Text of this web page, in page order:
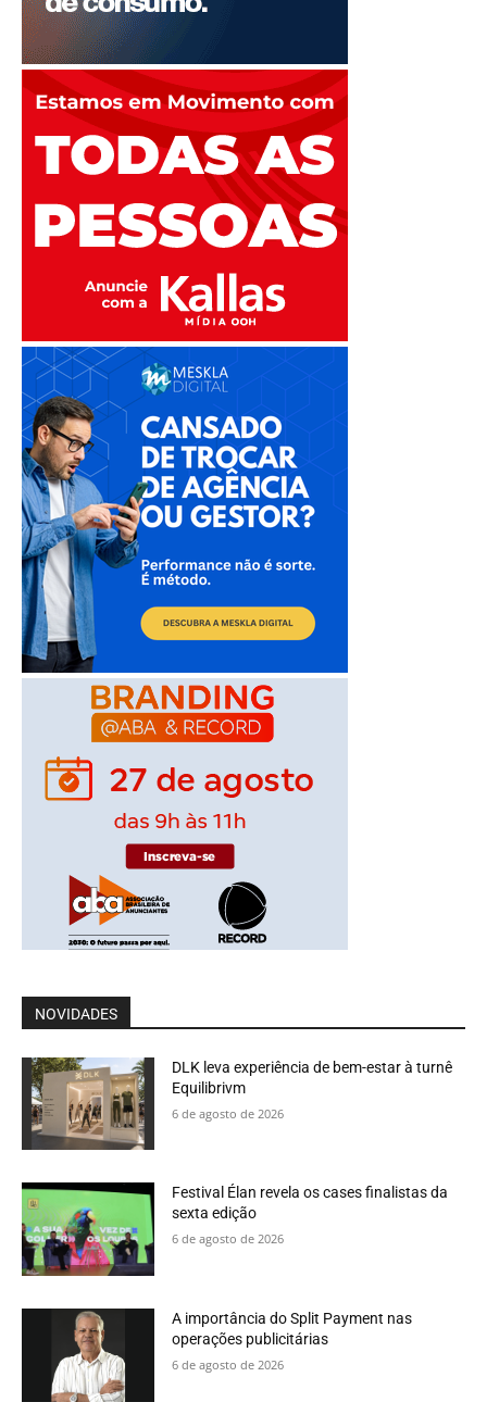
NOVIDADES
DLK leva experiência de bem-estar à turnê
Equilibrivm
6 de agosto de 2026
Festival Élan revela os cases finalistas da
sexta edição
6 de agosto de 2026
A importância do Split Payment nas
operações publicitárias
6 de agosto de 2026